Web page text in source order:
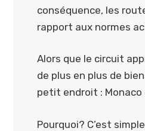
conséquence, les
rapport aux normes
Alors que le circuit
de plus en plus de
petit endroit : Monaco
Pourquoi? C’est